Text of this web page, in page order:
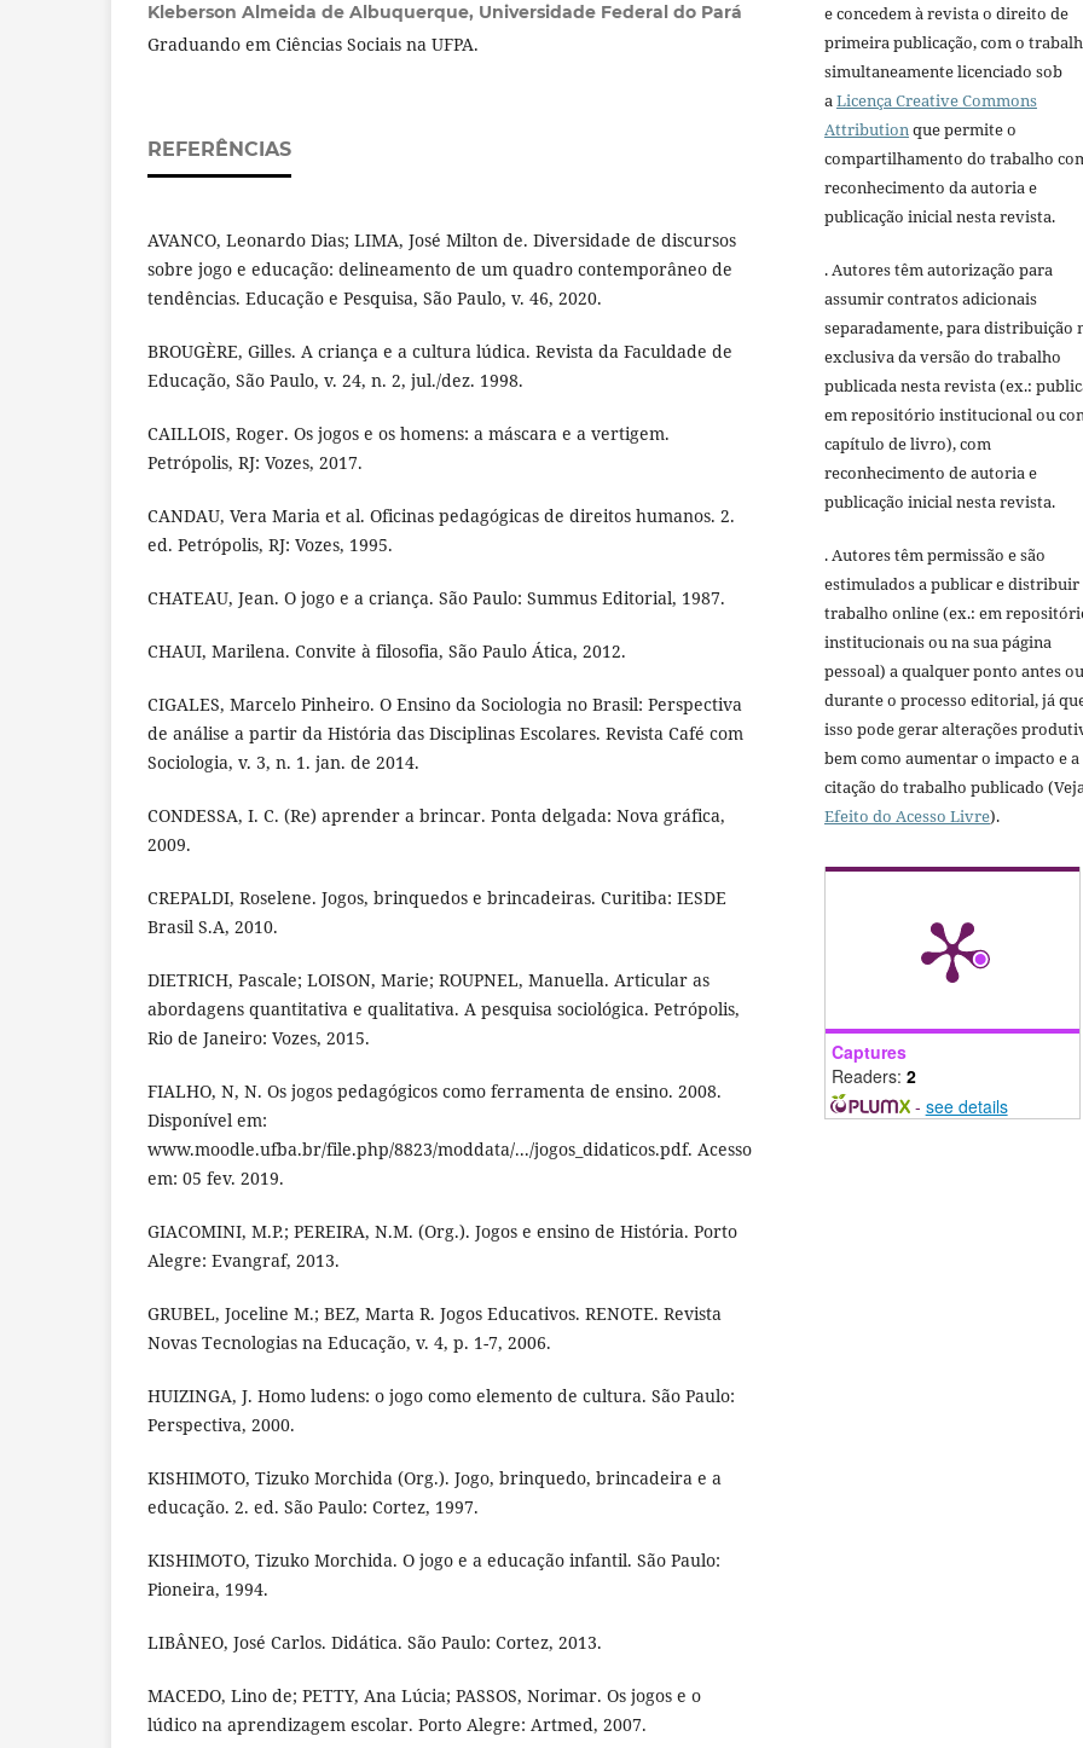
Kleberson Almeida de Albuquerque, Universidade Federal do Pará
Graduando em Ciências Sociais na UFPA.
REFERÊNCIAS
AVANCO, Leonardo Dias; LIMA, José Milton de. Diversidade de discursos
sobre jogo e educação: delineamento de um quadro contemporâneo de
tendências. Educação e Pesquisa, São Paulo, v. 46, 2020.
BROUGÈRE, Gilles. A criança e a cultura lúdica. Revista da Faculdade de
Educação, São Paulo, v. 24, n. 2, jul./dez. 1998.
CAILLOIS, Roger. Os jogos e os homens: a máscara e a vertigem.
Petrópolis, RJ: Vozes, 2017.
CANDAU, Vera Maria et al. Oficinas pedagógicas de direitos humanos. 2.
ed. Petrópolis, RJ: Vozes, 1995.
CHATEAU, Jean. O jogo e a criança. São Paulo: Summus Editorial, 1987.
CHAUI, Marilena. Convite à filosofia, São Paulo Ática, 2012.
CIGALES, Marcelo Pinheiro. O Ensino da Sociologia no Brasil: Perspectiva
de análise a partir da História das Disciplinas Escolares. Revista Café com
Sociologia, v. 3, n. 1. jan. de 2014.
CONDESSA, I. C. (Re) aprender a brincar. Ponta delgada: Nova gráfica,
2009.
CREPALDI, Roselene. Jogos, brinquedos e brincadeiras. Curitiba: IESDE
Brasil S.A, 2010.
DIETRICH, Pascale; LOISON, Marie; ROUPNEL, Manuella. Articular as
abordagens quantitativa e qualitativa. A pesquisa sociológica. Petrópolis,
Rio de Janeiro: Vozes, 2015.
FIALHO, N, N. Os jogos pedagógicos como ferramenta de ensino. 2008.
Disponível em:
www.moodle.ufba.br/file.php/8823/moddata/.../jogos_didaticos.pdf. Acesso
em: 05 fev. 2019.
GIACOMINI, M.P.; PEREIRA, N.M. (Org.). Jogos e ensino de História. Porto
Alegre: Evangraf, 2013.
GRUBEL, Joceline M.; BEZ, Marta R. Jogos Educativos. RENOTE. Revista
Novas Tecnologias na Educação, v. 4, p. 1-7, 2006.
HUIZINGA, J. Homo ludens: o jogo como elemento de cultura. São Paulo:
Perspectiva, 2000.
KISHIMOTO, Tizuko Morchida (Org.). Jogo, brinquedo, brincadeira e a
educação. 2. ed. São Paulo: Cortez, 1997.
KISHIMOTO, Tizuko Morchida. O jogo e a educação infantil. São Paulo:
Pioneira, 1994.
LIBÂNEO, José Carlos. Didática. São Paulo: Cortez, 2013.
MACEDO, Lino de; PETTY, Ana Lúcia; PASSOS, Norimar. Os jogos e o
lúdico na aprendizagem escolar. Porto Alegre: Artmed, 2007.
e concedem à revista o direito de
primeira publicação, com o
simultaneamente licenciado sob
aLicença Creative Commons
Attributionque permite o
compartilhamento do trabalho
reconhecimento da autoria e
publicação inicial nesta revista.
. Autores têm autorização para
assumir contratos adicionais
separadamente, para distribuição
exclusiva da versão do trabalho
publicada nesta revista (ex.:
em repositório institucional ou
capítulo de livro), com
reconhecimento de autoria e
publicação inicial nesta revista.
. Autores têm permissão e são
estimulados a publicar e distribuir
trabalho online (ex.: em
institucionais ou na sua página
pessoal) a qualquer ponto antes ou
durante o processo editorial, já
isso pode gerar alterações
bem como aumentar o impacto e a
citação do trabalho publicado
Efeito do Acesso Livre).
Captures
Readers: 2
- see details